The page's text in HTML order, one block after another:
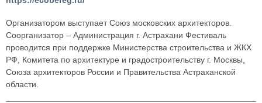
Организатором выступает Союз московских архитекторов.
Соорганизатор – Администрация г. Астрахани Фестиваль
проводится при поддержке Министерства строительства и ЖКХ
РФ, Комитета по архитектуре и градостроительству г. Москвы,
Союза архитекторов России и Правительства Астраханской
области.